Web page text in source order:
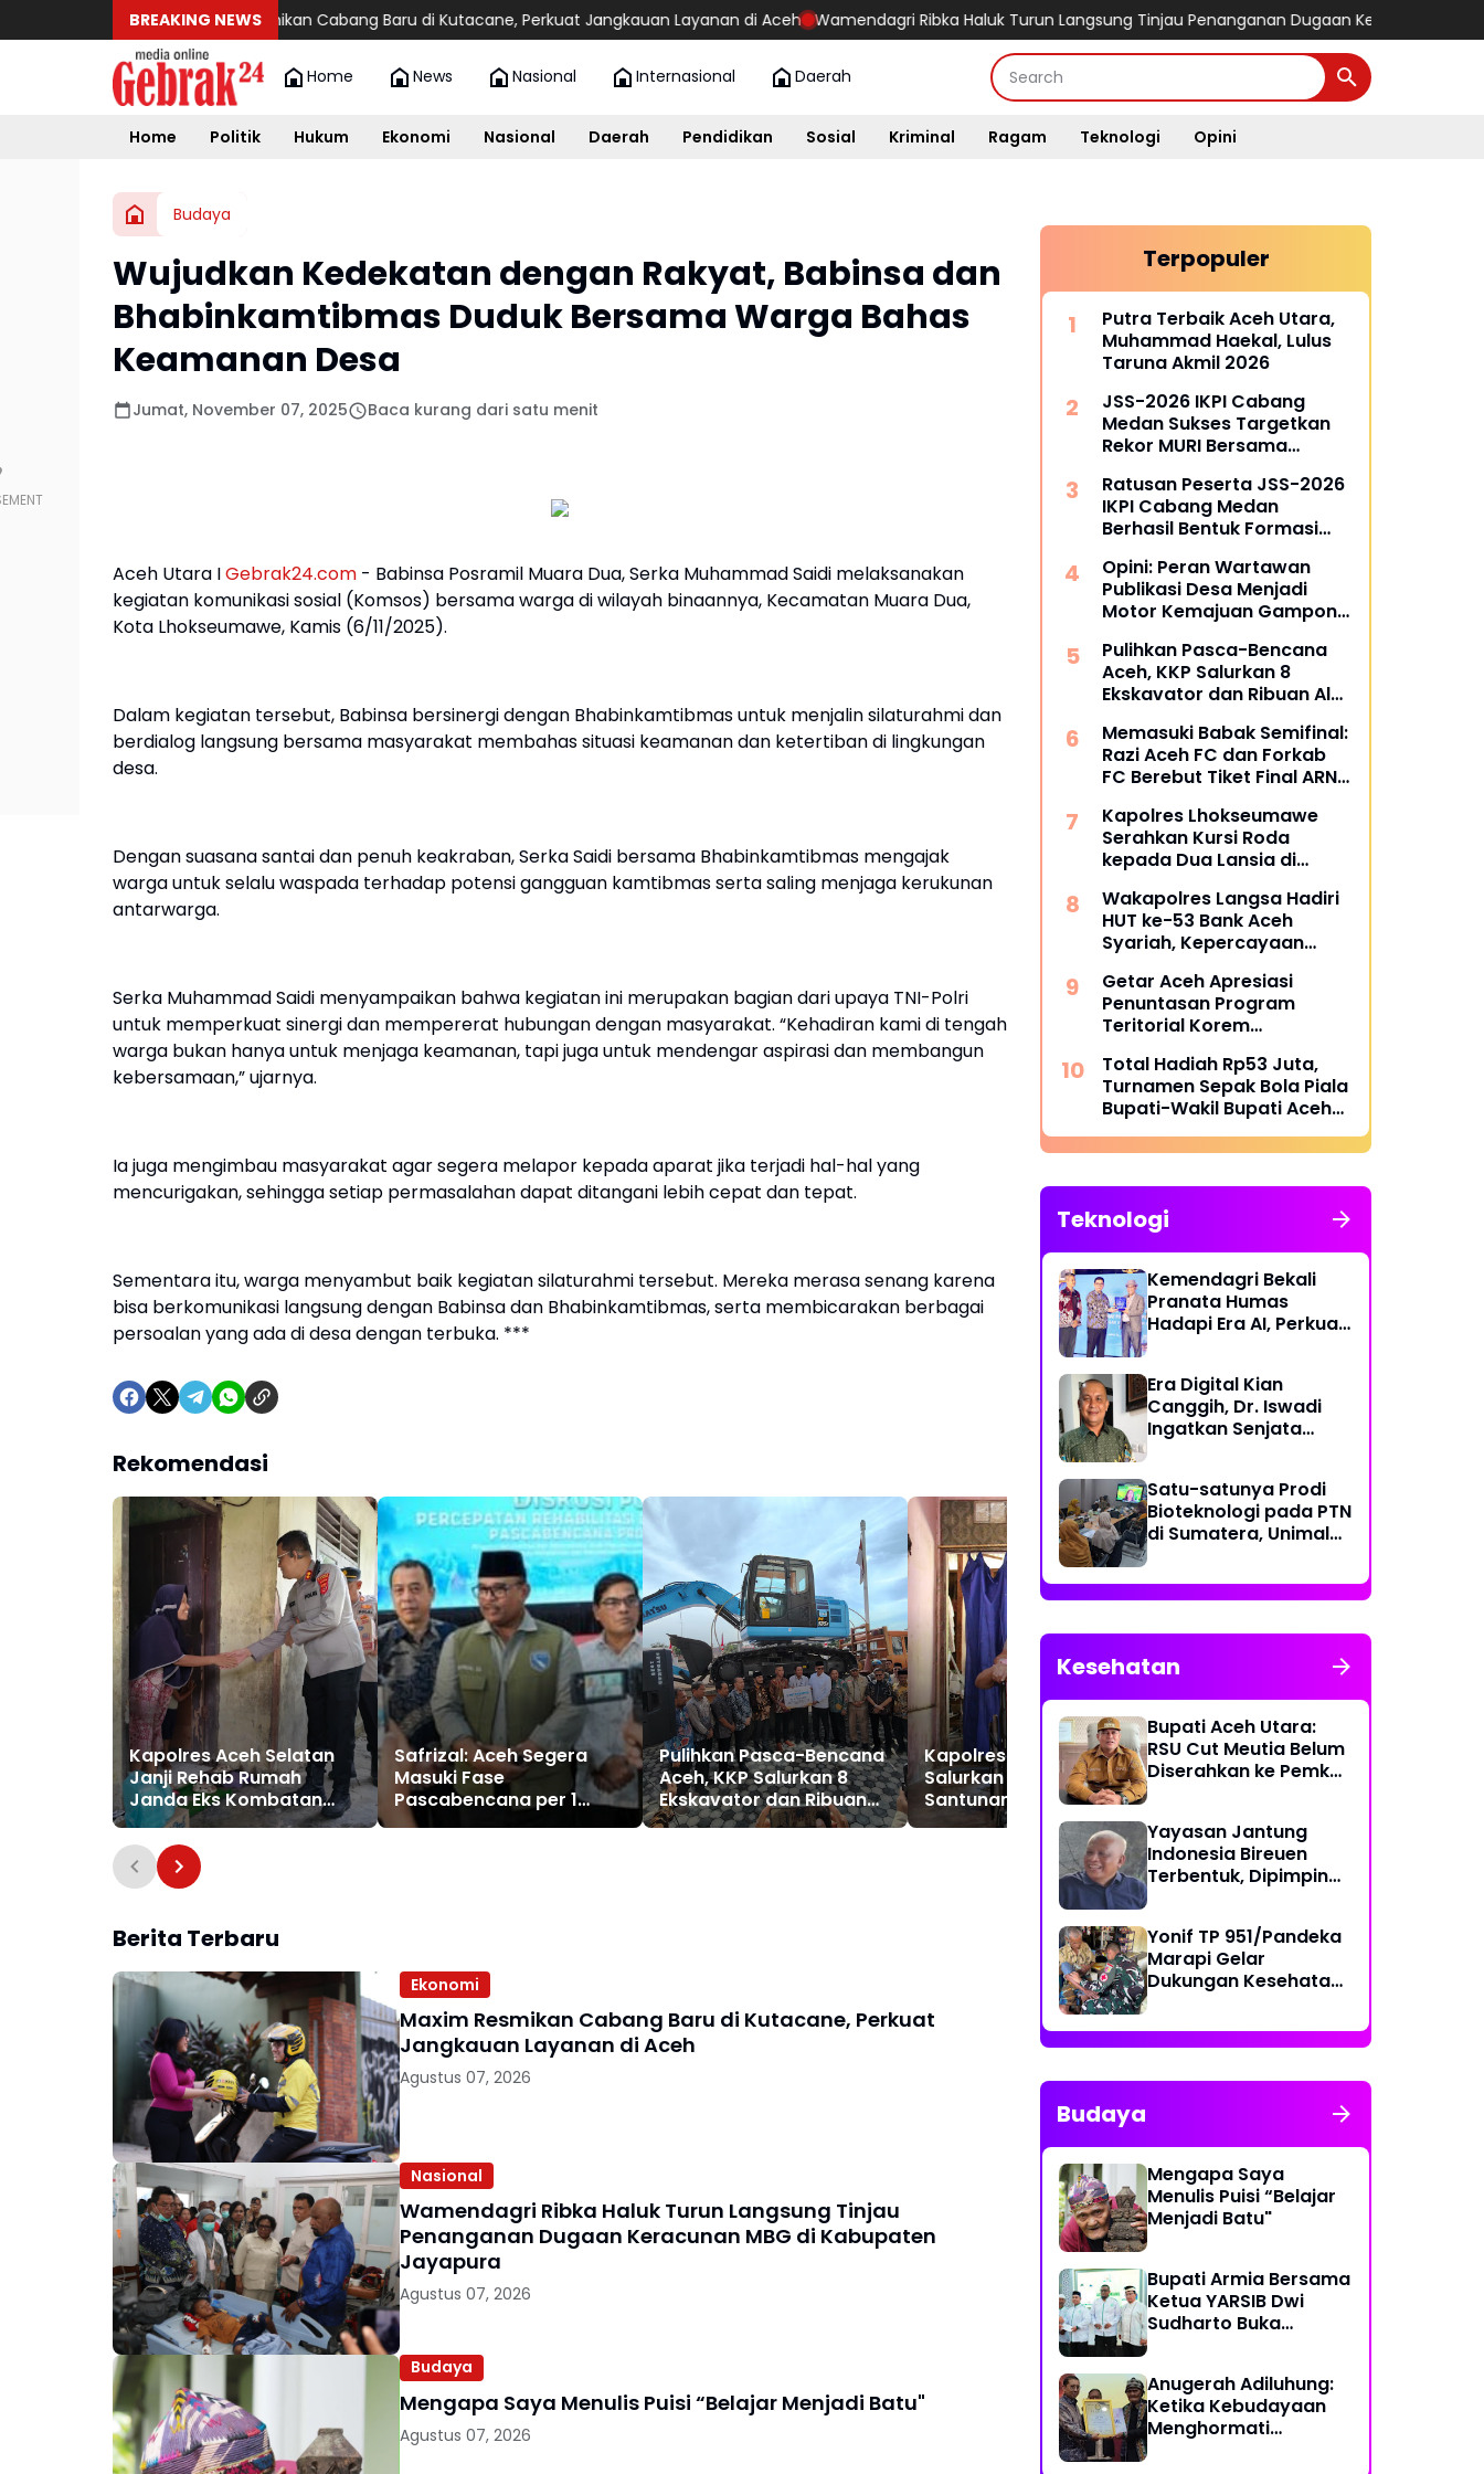
BREAKING NEWS
Maxim Resmikan Cabang Baru di Kutacane, Perkuat Jangkauan Layanan di Aceh Wamendagri Ribka Haluk Turun Langsung Tinjau Penanganan Dugaan Keracunan MBG di
Home News Nasional Internasional Daerah
Home Politik Hukum Ekonomi Nasional Daerah Pendidikan Sosial Kriminal Ragam Teknologi Opini
Budaya
Wujudkan Kedekatan dengan Rakyat, Babinsa dan
Bhabinkamtibmas Duduk Bersama Warga Bahas
Keamanan Desa
Jumat, November 07, 2025 Baca kurang dari satu menit
Aceh Utara IGebrak24.com - Babinsa Posramil Muara Dua, Serka Muhammad Saidi melaksanakan
kegiatan komunikasi sosial (Komsos) bersama warga di wilayah binaannya, Kecamatan Muara Dua,
Kota Lhokseumawe, Kamis (6/11/2025).
Dalam kegiatan tersebut, Babinsa bersinergi dengan Bhabinkamtibmas untuk menjalin silaturahmi dan
berdialog langsung bersama masyarakat membahas situasi keamanan dan ketertiban di lingkungan
desa.
Dengan suasana santai dan penuh keakraban, Serka Saidi bersama Bhabinkamtibmas mengajak
warga untuk selalu waspada terhadap potensi gangguan kamtibmas serta saling menjaga kerukunan
antarwarga.
Serka Muhammad Saidi menyampaikan bahwa kegiatan ini merupakan bagian dari upaya TNI-Polri
untuk memperkuat sinergi dan mempererat hubungan dengan masyarakat. “Kehadiran kami di tengah
warga bukan hanya untuk menjaga keamanan, tapi juga untuk mendengar aspirasi dan membangun
kebersamaan,” ujarnya.
Ia juga mengimbau masyarakat agar segera melapor kepada aparat jika terjadi hal-hal yang
mencurigakan, sehingga setiap permasalahan dapat ditangani lebih cepat dan tepat.
Sementara itu, warga menyambut baik kegiatan silaturahmi tersebut. Mereka merasa senang karena
bisa berkomunikasi langsung dengan Babinsa dan Bhabinkamtibmas, serta membicarakan berbagai
persoalan yang ada di desa dengan terbuka. ***
Rekomendasi
Kapolres Aceh Selatan
Janji Rehab Rumah
Janda Eks Kombatan
GAM hingga Bantu Modal
UMKM
Safrizal: Aceh Segera
Masuki Fase
Pascabencana per 1
Agustus, Disampaikan di
Pulihkan Pasca-Bencana
Aceh, KKP Salurkan 8
Ekskavator dan Ribuan
Alat Perikanan
Kapolres Lhokseumawe
Salurkan Kursi Roda dan
Santunan kepada Lansia
di Ujong Pacu
Berbagi Kasih dan
Ke-79 TNI AU, Lanud
Sjamsudin Noor Hadirkan
Yatim dan Purnawirawan
Berita Terbaru
Ekonomi
Maxim Resmikan Cabang Baru di Kutacane, Perkuat
Jangkauan Layanan di Aceh
Agustus 07, 2026
Nasional
Wamendagri Ribka Haluk Turun Langsung Tinjau
Penanganan Dugaan Keracunan MBG di Kabupaten
Jayapura
Agustus 07, 2026
Budaya
Mengapa Saya Menulis Puisi “Belajar Menjadi Batu"
Agustus 07, 2026
Terpopuler
Putra Terbaik Aceh Utara,
Muhammad Haekal, Lulus
Taruna Akmil 2026
JSS-2026 IKPI Cabang
Medan Sukses Targetkan
Rekor MURI Bersama
Indonesia
Ratusan Peserta JSS-2026
IKPI Cabang Medan
Berhasil Bentuk Formasi
Opini: Peran Wartawan
Publikasi Desa Menjadi
Motor Kemajuan Gampong
Pulihkan Pasca-Bencana
Aceh, KKP Salurkan 8
Ekskavator dan Ribuan Alat
Memasuki Babak Semifinal:
Razi Aceh FC dan Forkab
FC Berebut Tiket Final ARN
Kapolres Lhokseumawe
Serahkan Kursi Roda
kepada Dua Lansia di
Izzah
Wakapolres Langsa Hadiri
HUT ke-53 Bank Aceh
Syariah, Kepercayaan
Getar Aceh Apresiasi
Penuntasan Program
Teritorial Korem
Bencana di Aceh
Total Hadiah Rp53 Juta,
Turnamen Sepak Bola Piala
Bupati-Wakil Bupati Aceh
Utara Cup II Resmi Bergulir
Teknologi
Kemendagri Bekali
Pranata Humas
Hadapi Era AI, Perkuat
Disinformasi
Era Digital Kian
Canggih, Dr. Iswadi
Ingatkan Senjata
Satu-satunya Prodi
Bioteknologi pada PTN
di Sumatera, Unimal
Penyusunan Kurikulum
Kesehatan
Bupati Aceh Utara:
RSU Cut Meutia Belum
Diserahkan ke Pemko
Yayasan Jantung
Indonesia Bireuen
Terbentuk, Dipimpin
Yonif TP 951/Pandeka
Marapi Gelar
Dukungan Kesehatan
Masyarakat
Budaya
Mengapa Saya
Menulis Puisi “Belajar
Menjadi Batu"
Bupati Armia Bersama
Ketua YARSIB Dwi
Sudharto Buka
Anugerah Adiluhung:
Ketika Kebudayaan
Menghormati